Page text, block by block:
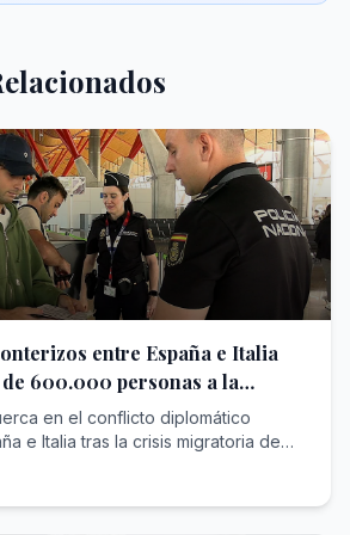
entre España e Italia
600.000 personas a la
en el conflicto diplomático
e Italia tras la crisis migratoria de
para los ciudadanos que llegaban
y desde este sábado se ha activado